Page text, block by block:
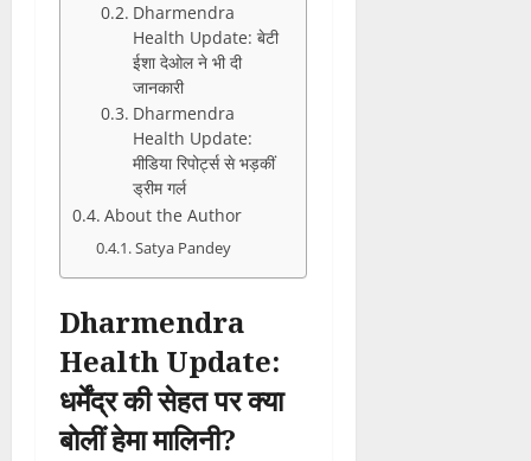
Dharmendra
Health Update: बेटी
ईशा देओल ने भी दी
जानकारी
Dharmendra
Health Update:
मीडिया रिपोर्ट्स से भड़कीं
ड्रीम गर्ल
About the Author
Satya Pandey
Dharmendra
Health Update:
धर्मेंद्र की सेहत पर क्या
बोलीं हेमा मालिनी?